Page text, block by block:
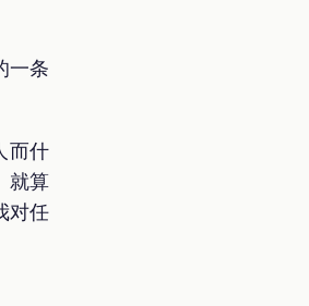
一条
而什
就算
对任